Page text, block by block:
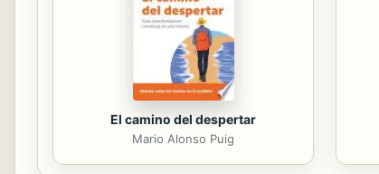
El camino del despertar
Mario Alonso Puig